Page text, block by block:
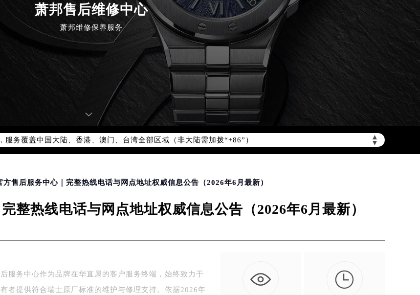
萧邦售后维修中心
萧邦维修保养服务
▲
▼
公告
服务覆盖中国大陆、香港、澳门、台湾全部区域（非大陆需加拨“+86”）
心写字楼D座11层1102室（北京总部）（需提前预约）
写字楼26层2603室（需提前预约）
字楼8层806室（需提前预约）
1号楼16层1604室（需提前预约）
塔写字楼（华润万象城）17层1706室（需提前预约）
方售后服务中心｜完整热线电话与网点地址权威信息公告（2026年6月最新）
整热线电话与网点地址权威信息公告（2026年6月最新）
服务中心作为品牌在华直属的客户服务终端，始终致力于
者提供符合瑞士原厂标准的维护与修理支持。依据2026年
